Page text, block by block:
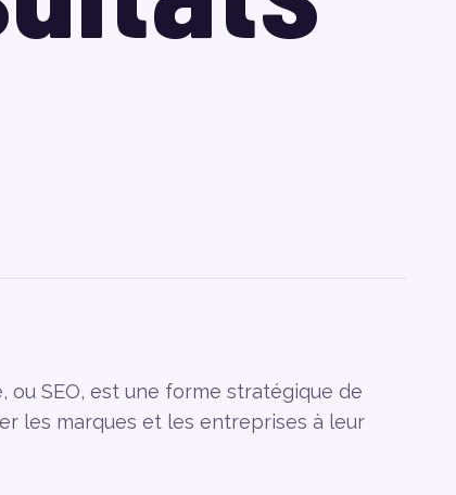
ou SEO, est une forme stratégique de
les marques et les entreprises à leur